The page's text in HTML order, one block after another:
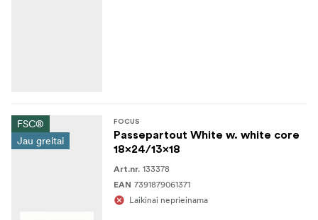
FSC®
Jau greitai
FOCUS
Passepartout White w. white core
18x24/13x18
Art.nr. 133378
EAN 7391879061371
Laikinai neprieinama